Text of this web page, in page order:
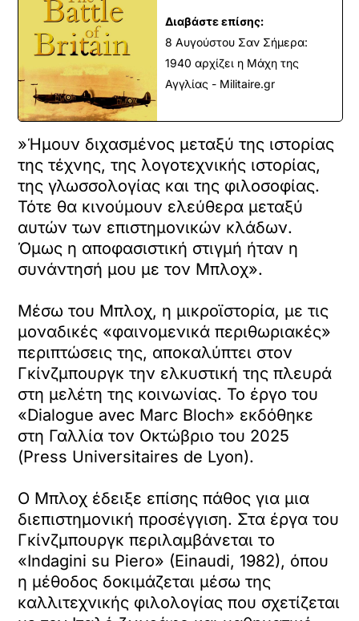
Διαβάστε επίσης:
8 Αυγούστου Σαν Σήμερα:
1940 αρχίζει η Μάχη της
Αγγλίας - Militaire.gr
»Ήμουν διχασμένος μεταξύ της ιστορίας
της τέχνης, της λογοτεχνικής ιστορίας,
της γλωσσολογίας και της φιλοσοφίας.
Τότε θα κινούμουν ελεύθερα μεταξύ
αυτών των επιστημονικών κλάδων.
Όμως η αποφασιστική στιγμή ήταν η
συνάντησή μου με τον Μπλοχ».
Μέσω του Μπλοχ, η μικροϊστορία, με τις
μοναδικές «φαινομενικά περιθωριακές»
περιπτώσεις της, αποκαλύπτει στον
Γκίνζμπουργκ την ελκυστική της πλευρά
στη μελέτη της κοινωνίας. Το έργο του
«Dialogue avec Marc Bloch» εκδόθηκε
στη Γαλλία τον Οκτώβριο του 2025
(Press Universitaires de Lyon).
Ο Μπλοχ έδειξε επίσης πάθος για μια
διεπιστημονική προσέγγιση. Στα έργα του
Γκίνζμπουργκ περιλαμβάνεται το
«Indagini su Piero» (Einaudi, 1982), όπου
η μέθοδος δοκιμάζεται μέσω της
καλλιτεχνικής φιλολογίας που σχετίζεται